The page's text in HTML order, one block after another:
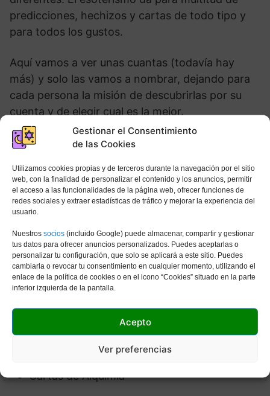
Gestionar el Consentimiento
de las Cookies
Utilizamos cookies propias y de terceros durante la navegación por el sitio
web, con la finalidad de personalizar el contenido y los anuncios, permitir
el acceso a las funcionalidades de la página web, ofrecer funciones de
redes sociales y extraer estadísticas de tráfico y mejorar la experiencia del
usuario.
Nuestros socios (incluido Google) puede almacenar, compartir y gestionar
tus datos para ofrecer anuncios personalizados. Puedes aceptarlas o
personalizar tu configuración, que solo se aplicará a este sitio. Puedes
cambiarla o revocar tu consentimiento en cualquier momento, utilizando el
enlace de la política de cookies o en el icono “Cookies” situado en la parte
inferior izquierda de la pantalla.
Acepto
Ver preferencias
predicciones, hechizos y cartas de todo tipo y
para todos los gustos.
Aquí vamos a ver unas cuantas (todavía hay
más) y solo las vamos a nombrar, dejando para
cada persona la misión de descubrirlas por su
cuenta y de elegir cual es la mejor.
Tarot Abismal
Tarot Alquímico
Tarot de Aleister Crowley Thoth
Tarot Bota
Tarot Babilónico
Tarot Egipcio de la Hermandad de la Luz
Cartas de Alquimia